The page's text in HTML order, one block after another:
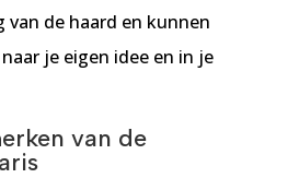
de haard en kunnen
je eigen idee en in je
van de